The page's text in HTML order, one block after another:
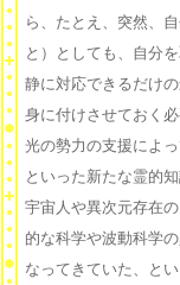
ら、たとえ、突然、
と）としても、自分
静に対応できるだけ
身に付けさせておく
光の勢力の支援によ
といった新たな霊的
宇宙人や異次元存在
的な科学や波動科学
なってきていた、と